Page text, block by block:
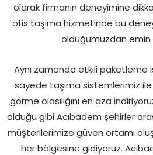
olarak firmanın deneyimine
ofis taşıma hizmetinde bu
olduğumuzdan emin
Aynı zamanda etkili paketleme
sayede taşıma sistemlerimiz
görme olasılığını en aza
olduğu gibi Acıbadem şehirler
müşterilerimize güven ortamı
her bölgesine gidiyoruz.